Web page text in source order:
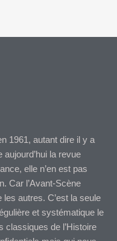
1961, autant dire il y a
aujourd’hui la revue
elle n’en est pas
Car l’Avant-Scène
autres. C’est la seule
et systématique le
classiques de l’Histoire